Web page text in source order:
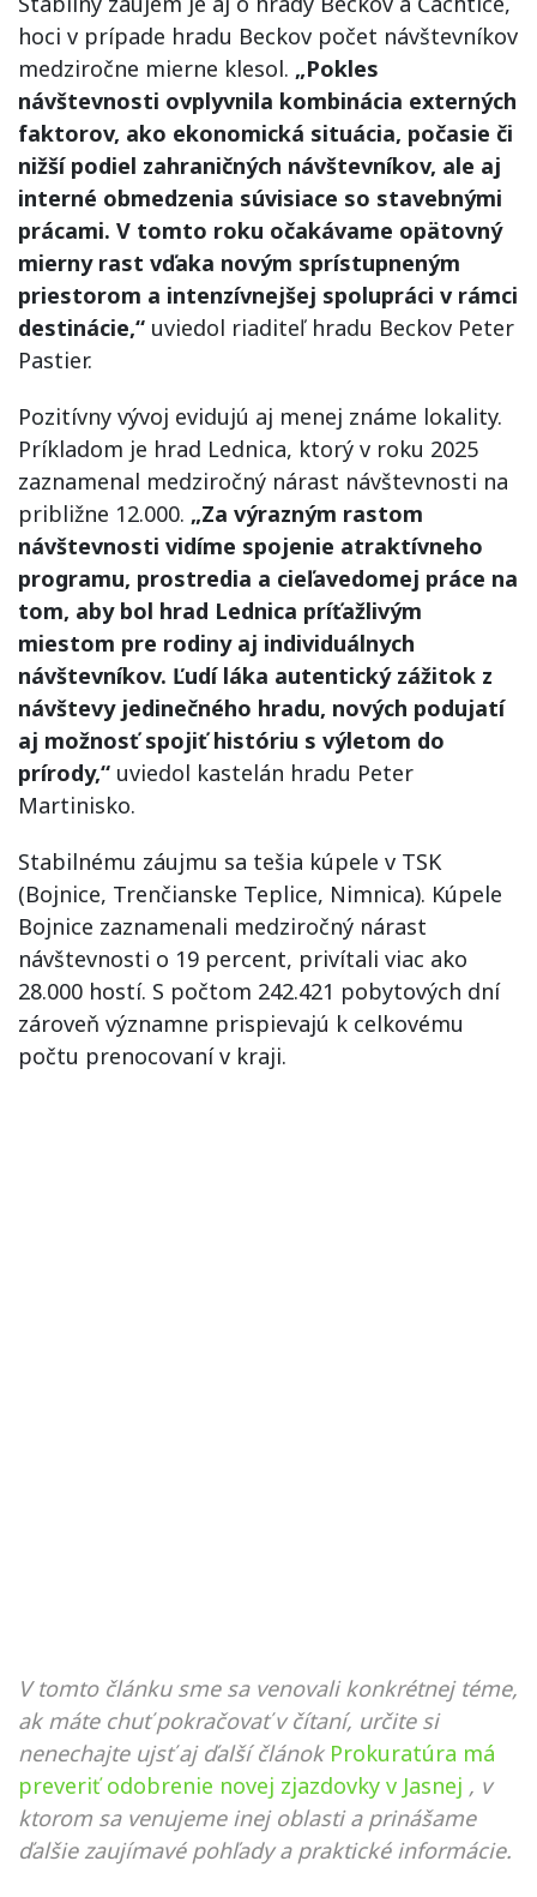
hoci v prípade hradu Beckov počet návštevníkov
medziročne mierne klesol. „Pokles
návštevnosti ovplyvnila kombinácia externých
faktorov, ako ekonomická situácia, počasie či
nižší podiel zahraničných návštevníkov, ale aj
interné obmedzenia súvisiace so stavebnými
prácami. V tomto roku očakávame opätovný
mierny rast vďaka novým sprístupneným
priestorom a intenzívnejšej spolupráci v rámci
destinácie,“ uviedol riaditeľ hradu Beckov Peter
Pastier.
Pozitívny vývoj evidujú aj menej známe lokality.
Príkladom je hrad Lednica, ktorý v roku 2025
zaznamenal medziročný nárast návštevnosti na
približne 12.000. „Za výrazným rastom
návštevnosti vidíme spojenie atraktívneho
programu, prostredia a cieľavedomej práce na
tom, aby bol hrad Lednica príťažlivým
miestom pre rodiny aj individuálnych
návštevníkov. Ľudí láka autentický zážitok z
návštevy jedinečného hradu, nových podujatí
aj možnosť spojiť históriu s výletom do
prírody,“ uviedol kastelán hradu Peter
Martinisko.
Stabilnému záujmu sa tešia kúpele v TSK
(Bojnice, Trenčianske Teplice, Nimnica). Kúpele
Bojnice zaznamenali medziročný nárast
návštevnosti o 19 percent, privítali viac ako
28.000 hostí. S počtom 242.421 pobytových dní
zároveň významne prispievajú k celkovému
počtu prenocovaní v kraji.
V tomto článku sme sa venovali konkrétnej téme,
ak máte chuť pokračovať v čítaní, určite si
nenechajte ujsť aj ďalší článok Prokuratúra má
preveriť odobrenie novej zjazdovky v Jasnej , v
ktorom sa venujeme inej oblasti a prinášame
ďalšie zaujímavé pohľady a praktické informácie.